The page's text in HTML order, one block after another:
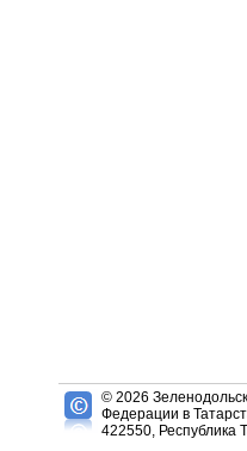
© 2026
Федерации в
422550, Республика